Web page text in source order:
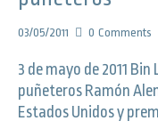
03/05/2011 0 Comments
3 de mayo de 2011
puñeteros Ramón
Estados Unidos y